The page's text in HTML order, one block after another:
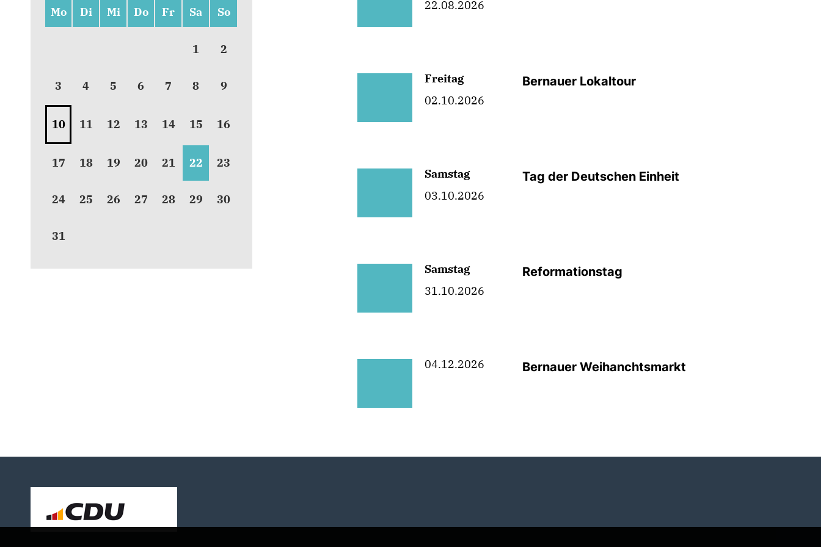
Mo Di Mi Do Fr Sa So
1 2
3 4 5 6 7 8 9
10 11 12 13 14 15 16
17 18 19 20 21 22 23
24 25 26 27 28 29 30
31
22.08.2026
Freitag
02.10.2026
Bernauer Lokaltour
Samstag
03.10.2026
Tag der Deutschen Einheit
Samstag
31.10.2026
Reformationstag
04.12.2026 Bernauer Weihanchtsmarkt